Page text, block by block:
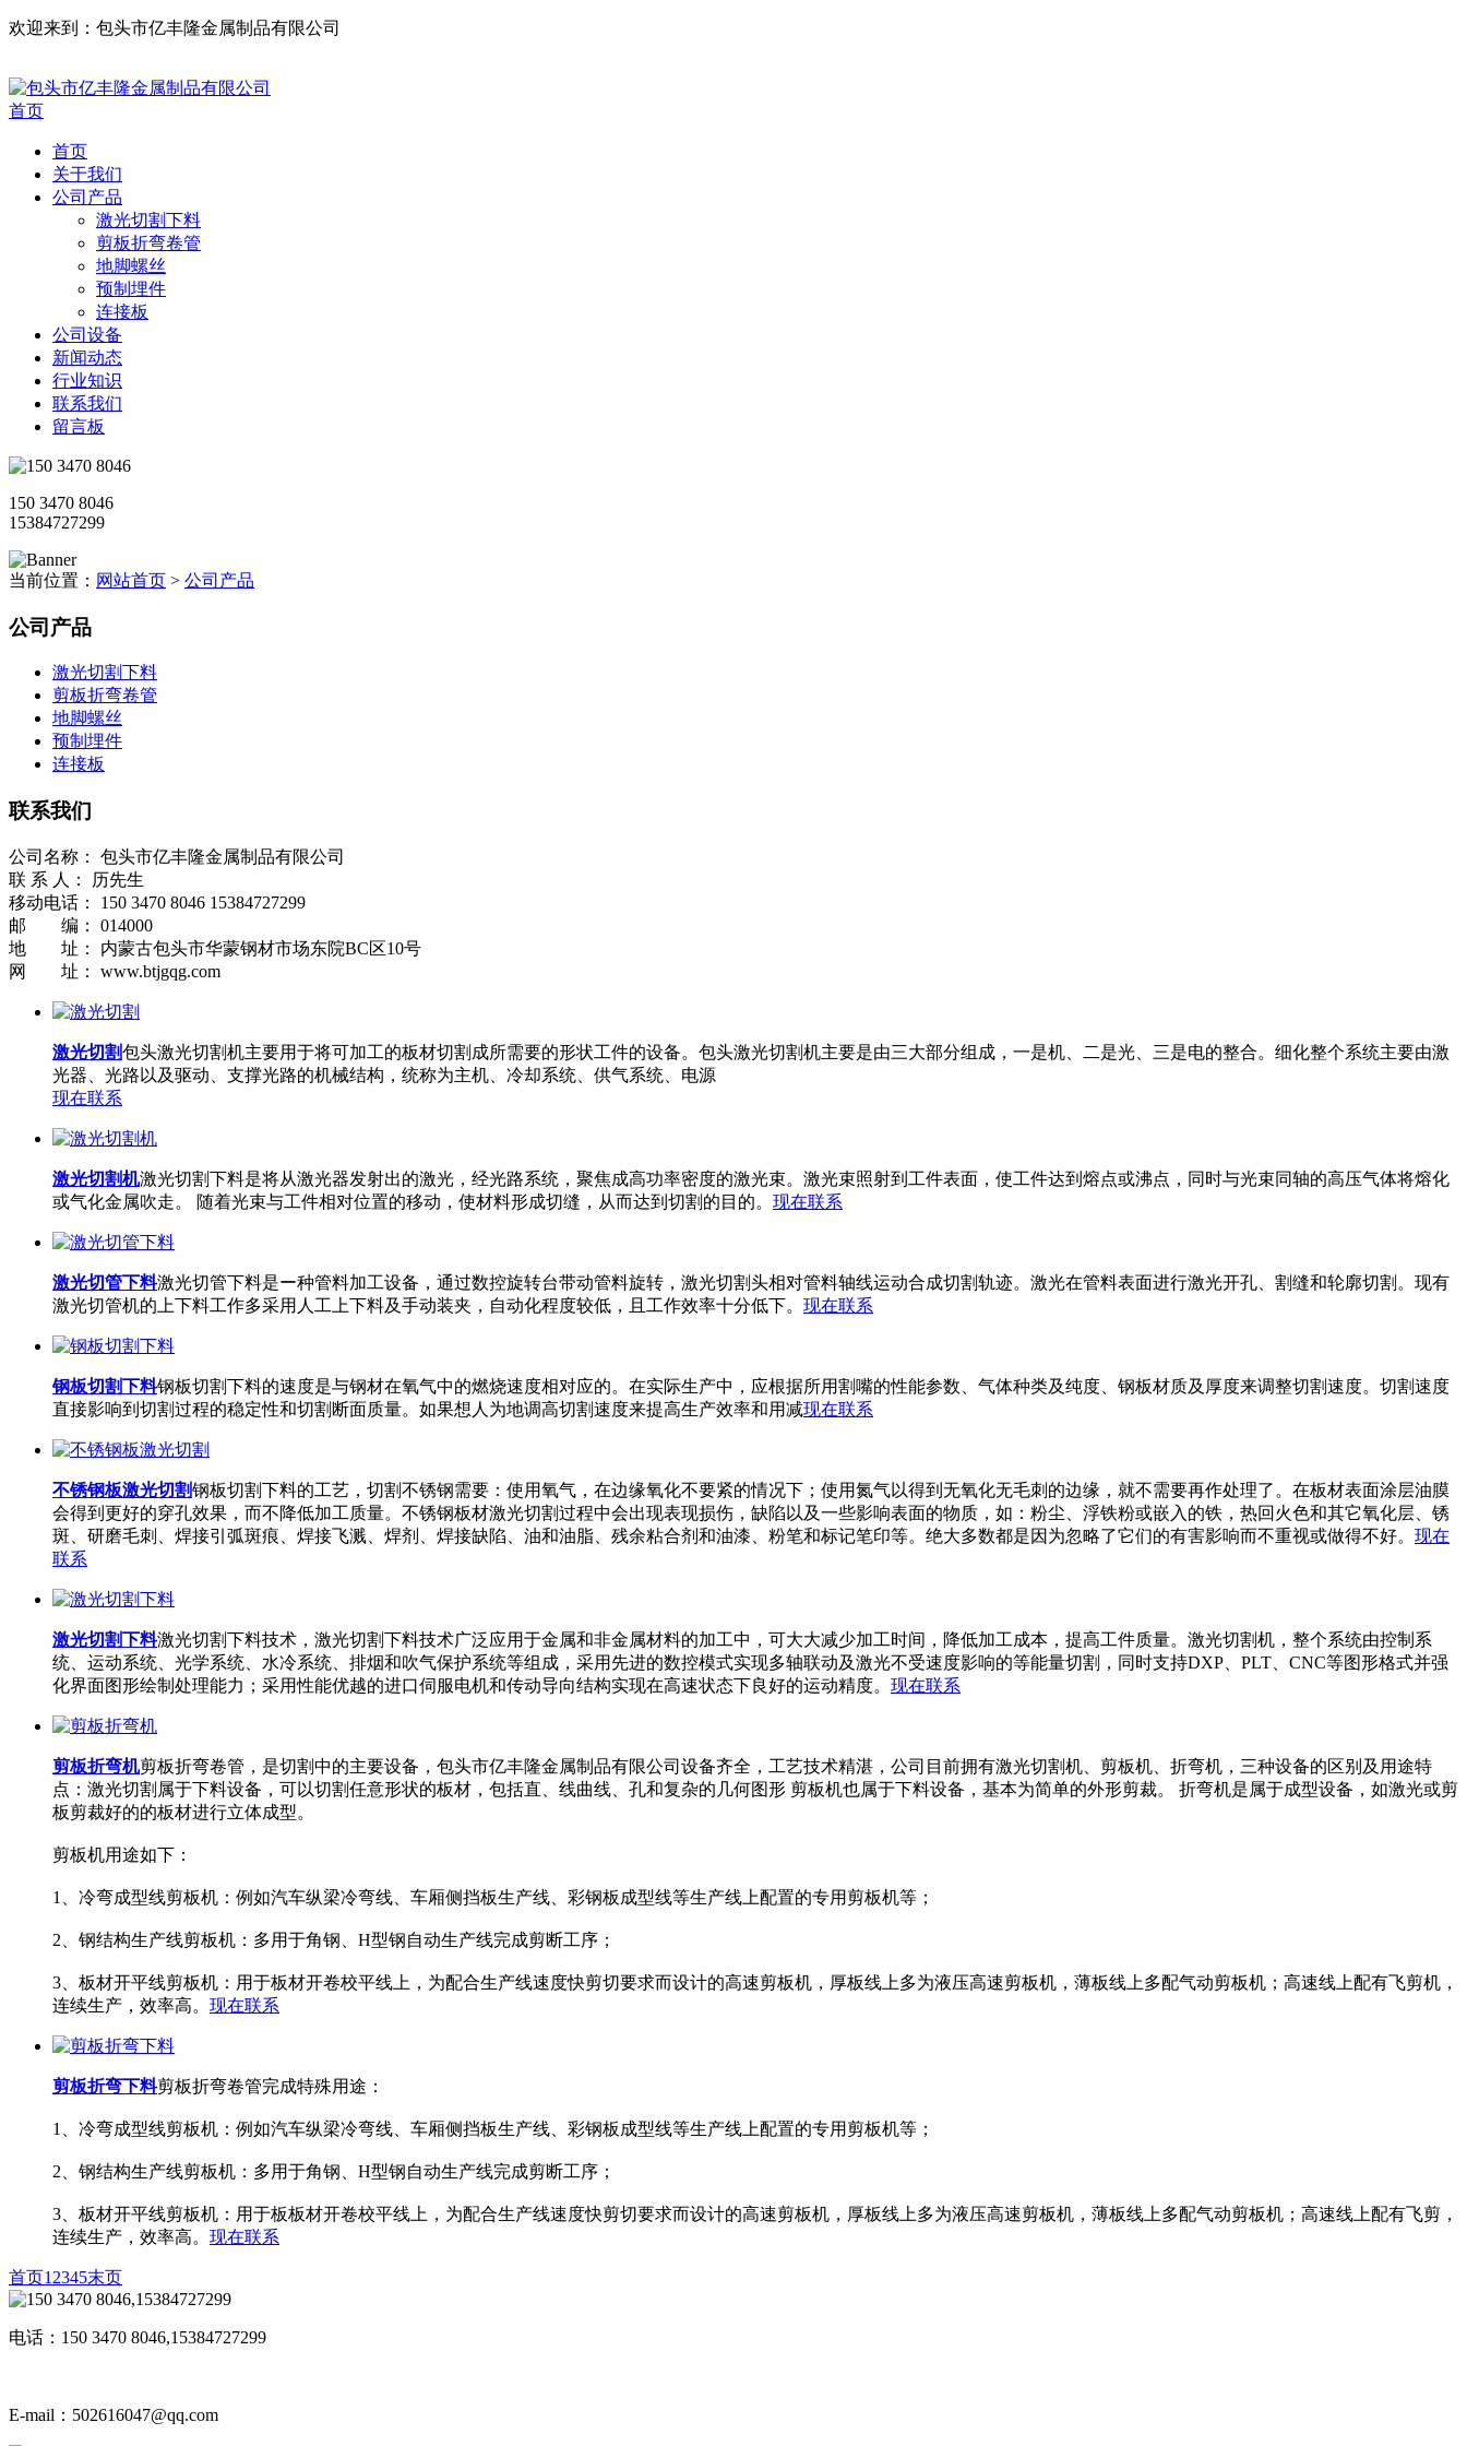
欢迎来到：包头市亿丰隆金属制品有限公司
首页
首页
关于我们
公司产品
激光切割下料
剪板折弯卷管
地脚螺丝
预制埋件
连接板
公司设备
新闻动态
行业知识
联系我们
留言板
150 3470 8046
15384727299
当前位置： 网站首页 > 公司产品
公司产品
激光切割下料
剪板折弯卷管
地脚螺丝
预制埋件
连接板
联系我们
公司名称： 包头市亿丰隆金属制品有限公司
联 系 人： 历先生
移动电话： 150 3470 8046 15384727299
邮 编： 014000
地 址： 内蒙古包头市华蒙钢材市场东院BC区10号
网 址： www.btjgqg.com
激光切割包头激光切割机主要用于将可加工的板材切割成所需要的形状工件的设备。包头激光切割机主要是由三大部分组成，一是机、二是光、三是电的整合。细化整个系统主要由激
光器、光路以及驱动、支撑光路的机械结构，统称为主机、冷却系统、供气系统、电源
现在联系
激光切割机激光切割下料是将从激光器发射出的激光，经光路系统，聚焦成高功率密度的激光束。激光束照射到工件表面，使工件达到熔点或沸点，同时与光束同轴的高压气体将熔化
或气化金属吹走。 随着光束与工件相对位置的移动，使材料形成切缝，从而达到切割的目的。 现在联系
激光切管下料激光切管下料是ー种管料加工设备，通过数控旋转台带动管料旋转，激光切割头相对管料轴线运动合成切割轨迹。激光在管料表面进行激光开孔、割缝和轮廓切割。现有
激光切管机的上下料工作多采用人工上下料及手动装夹，自动化程度较低，且工作效率十分低下。 现在联系
钢板切割下料钢板切割下料的速度是与钢材在氧气中的燃烧速度相对应的。在实际生产中，应根据所用割嘴的性能参数、气体种类及纯度、钢板材质及厚度来调整切割速度。切割速度
直接影响到切割过程的稳定性和切割断面质量。如果想人为地调高切割速度来提高生产效率和用减现在联系
不锈钢板激光切割钢板切割下料的工艺，切割不锈钢需要：使用氧气，在边缘氧化不要紧的情况下；使用氮气以得到无氧化无毛刺的边缘，就不需要再作处理了。在板材表面涂层油膜
会得到更好的穿孔效果，而不降低加工质量。不锈钢板材激光切割过程中会出现表现损伤，缺陷以及一些影响表面的物质，如：粉尘、浮铁粉或嵌入的铁，热回火色和其它氧化层、锈
斑、研磨毛刺、焊接引弧斑痕、焊接飞溅、焊剂、焊接缺陷、油和油脂、残余粘合剂和油漆、粉笔和标记笔印等。绝大多数都是因为忽略了它们的有害影响而不重视或做得不好。 现在
联系
激光切割下料激光切割下料技术，激光切割下料技术广泛应用于金属和非金属材料的加工中，可大大减少加工时间，降低加工成本，提高工件质量。激光切割机，整个系统由控制系
统、运动系统、光学系统、水冷系统、排烟和吹气保护系统等组成，采用先进的数控模式实现多轴联动及激光不受速度影响的等能量切割，同时支持DXP、PLT、CNC等图形格式并强
化界面图形绘制处理能力；采用性能优越的进口伺服电机和传动导向结构实现在高速状态下良好的运动精度。 现在联系
剪板折弯机剪板折弯卷管，是切割中的主要设备，包头市亿丰隆金属制品有限公司设备齐全，工艺技术精湛，公司目前拥有激光切割机、剪板机、折弯机，三种设备的区别及用途特
点：激光切割属于下料设备，可以切割任意形状的板材，包括直、线曲线、孔和复杂的几何图形 剪板机也属于下料设备，基本为简单的外形剪裁。 折弯机是属于成型设备，如激光或剪
板剪裁好的的板材进行立体成型。
剪板机用途如下：
1、冷弯成型线剪板机：例如汽车纵梁冷弯线、车厢侧挡板生产线、彩钢板成型线等生产线上配置的专用剪板机等；
2、钢结构生产线剪板机：多用于角钢、H型钢自动生产线完成剪断工序；
3、板材开平线剪板机：用于板材开卷校平线上，为配合生产线速度快剪切要求而设计的高速剪板机，厚板线上多为液压高速剪板机，薄板线上多配气动剪板机；高速线上配有飞剪机，
连续生产，效率高。 现在联系
剪板折弯下料剪板折弯卷管完成特殊用途：
1、冷弯成型线剪板机：例如汽车纵梁冷弯线、车厢侧挡板生产线、彩钢板成型线等生产线上配置的专用剪板机等；
2、钢结构生产线剪板机：多用于角钢、H型钢自动生产线完成剪断工序；
3、板材开平线剪板机：用于板板材开卷校平线上，为配合生产线速度快剪切要求而设计的高速剪板机，厚板线上多为液压高速剪板机，薄板线上多配气动剪板机；高速线上配有飞剪，
连续生产，效率高。 现在联系
首页1 2345末页
电话：150 3470 8046,15384727299
E-mail：502616047@qq.com